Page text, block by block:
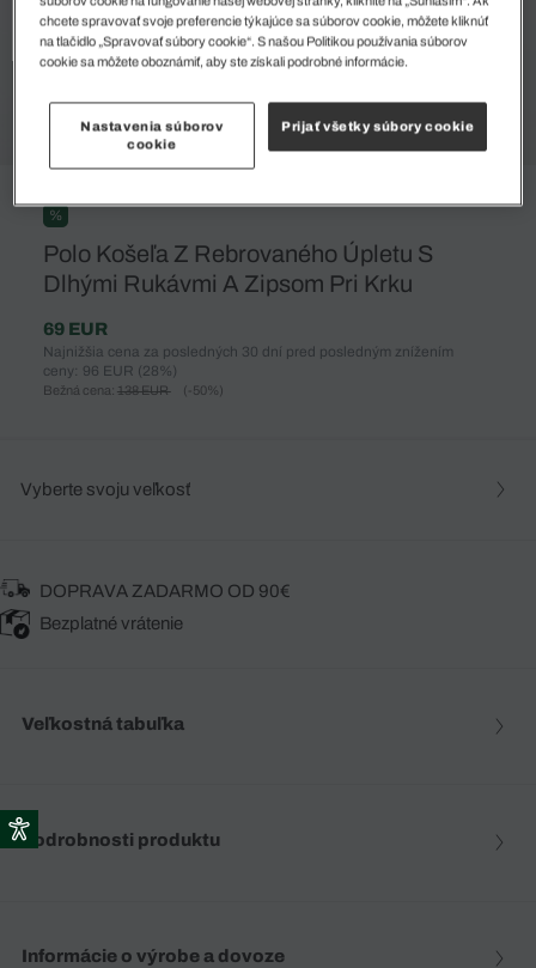
%
Polo Košeľa Z Rebrovaného Úpletu S
Dlhými Rukávmi A Zipsom Pri Krku
69 EUR
Najnižšia cena za posledných 30 dní pred posledným znížením
ceny: 96 EUR (28%)
Bežná cena: 138 EUR (-50%)
Vyberte svoju veľkosť
DOPRAVA ZADARMO OD 90€
Bezplatné vrátenie
Veľkostná tabuľka
Podrobnosti produktu
Informácie o výrobe a dovoze
chcete spravovať svoje preferencie týkajúce sa súborov cookie, môžete kliknúť
na tlačidlo „Spravovať súbory cookie“. S našou Politikou používania súborov
cookie sa môžete oboznámiť, aby ste získali podrobné informácie.
Nastavenia súborov
cookie
Prijať všetky súbory cookie